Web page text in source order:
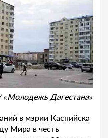
«Молодежь Дагестана»
в мэрии Каспийска
Мира в честь